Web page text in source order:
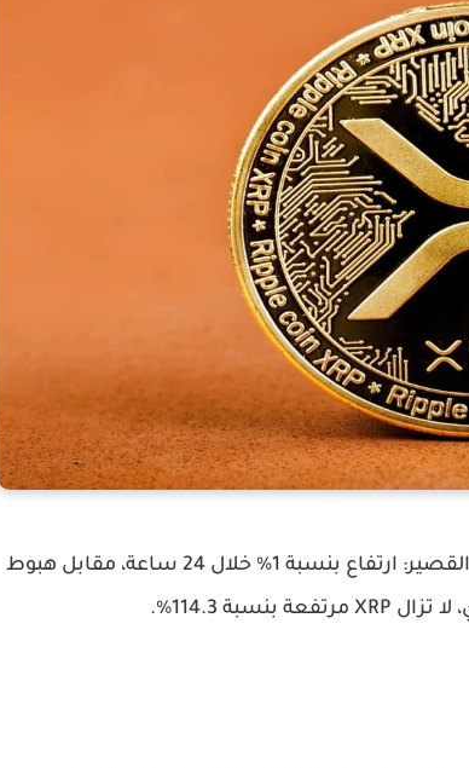
ورغم الضغوط الأخيرة، تُظهر XRP أداءً متباينًا على المدى القصير: ارتفاع بنسبة 1% خلال 24 ساعة، مقابل هبوط